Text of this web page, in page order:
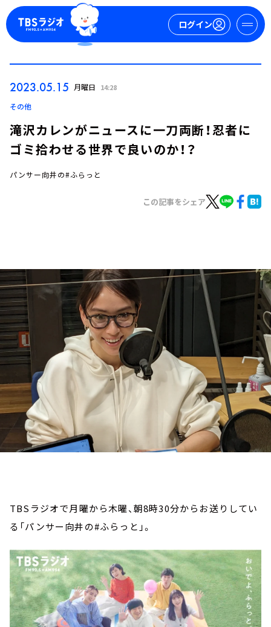
ログイン
お知らせ
イベント・グッズ
YouTube
会社情報
2023.05.15 月曜日 14:28
その他
滝沢カレンがニュースに一刀両断！忍者に
ゴミ拾わせる世界で良いのか！？
パンサー向井の#ふらっと
この記事をシェア
TBSラジオで月曜から木曜、朝8時30分からお送りしてい
る「パンサー向井の#ふらっと」。